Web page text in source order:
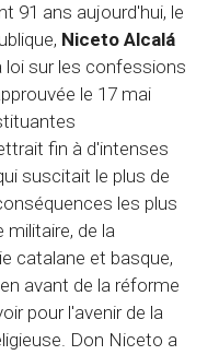
91 ans aujourd'hui, le
Niceto Alcalá
loi sur les confessions
le 17 mai
fin à d'intenses
suscitait le plus de
les plus
militaire, de la
catalane et basque,
avant de la réforme
pour l'avenir de la
Don Niceto a